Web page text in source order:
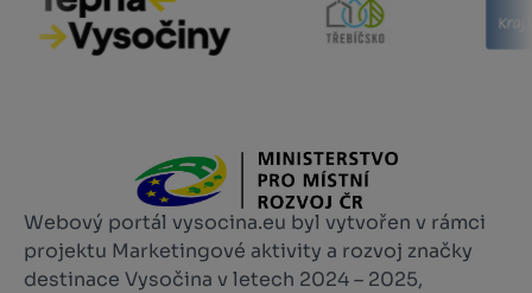
Webový portál vysocina.eu byl vytvořen v rámci
projektu Marketingové aktivity a rozvoj značky
destinace Vysočina v letech 2024 – 2025,